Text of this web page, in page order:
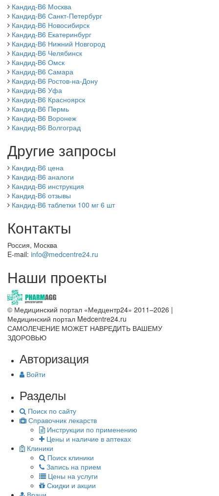
Кандид-В6 Москва
Кандид-В6 Санкт-Петербург
Кандид-В6 Новосибирск
Кандид-В6 Екатеринбург
Кандид-В6 Нижний Новгород
Кандид-В6 Челябинск
Кандид-В6 Омск
Кандид-В6 Самара
Кандид-В6 Ростов-на-Дону
Кандид-В6 Уфа
Кандид-В6 Красноярск
Кандид-В6 Пермь
Кандид-В6 Воронеж
Кандид-В6 Волгоград
Другие запросы
Кандид-В6 цена
Кандид-В6 аналоги
Кандид-В6 инструкция
Кандид-В6 отзывы
Кандид-В6 таблетки 100 мг 6 шт
Контакты
Россия, Москва
E-mail: info@medcentre24.ru
Наши проекты
© Медицинский портал «Медцентр24» 2011–2026 |
Медицинский портал Medcentre24.ru
САМОЛЕЧЕНИЕ МОЖЕТ НАВРЕДИТЬ ВАШЕМУ
ЗДОРОВЬЮ
Авторизация
Войти
Разделы
Поиск по сайту
Справочник лекарств
Инструкции по применению
Цены и наличие в аптеках
Клиники
Поиск клиники
Запись на прием
Цены на услуги
Скидки и акции